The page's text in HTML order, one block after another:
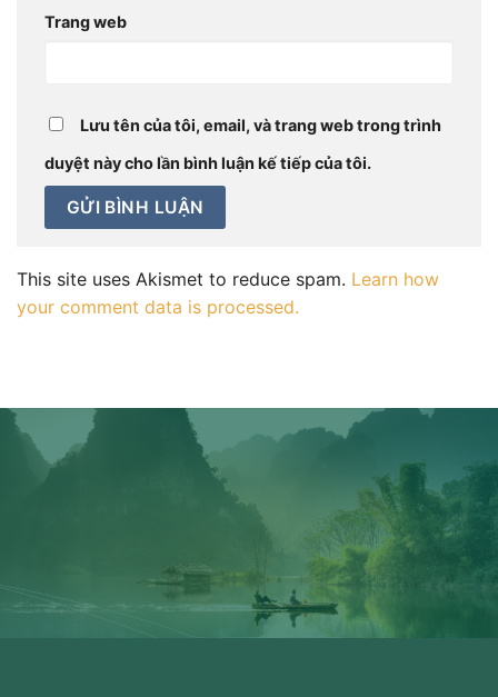
Trang web
Lưu tên của tôi, email, và trang web trong trình
duyệt này cho lần bình luận kế tiếp của tôi.
This site uses Akismet to reduce spam. Learn how
your comment data is processed.